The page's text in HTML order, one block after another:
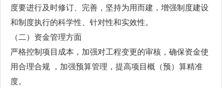
度要进行及时修订、完善，坚持为用而建，增强制度建设
和制度执行的科学性、针对性和实效性。
（二）资金管理方面
严格控制项目成本，加强对工程变更的审核，确保资金使
用合理合规 ，加强预算管理，提高项目概（预）算精准
度。